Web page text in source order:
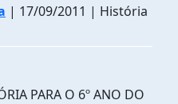
| 17/09/2011 | História
PARA O 6º ANO DO